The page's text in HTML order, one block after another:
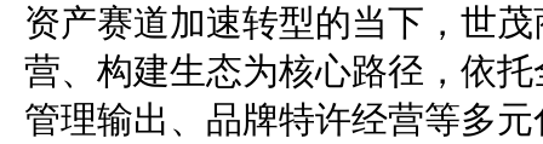
资产赛道加速转型的当下，世
营、构建生态为核心路径，依
管理输出、品牌特许经营等多